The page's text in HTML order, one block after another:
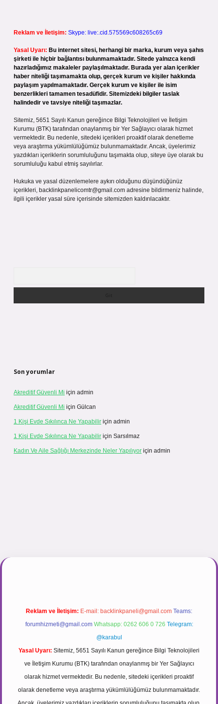
Reklam ve İletişim: Skype: live:.cid.575569c608265c69
Yasal Uyarı: Bu internet sitesi, herhangi bir marka, kurum veya şahıs
şirketi ile hiçbir bağlantısı bulunmamaktadır. Sitede yalnızca kendi
hazırladığımız makaleler paylaşılmaktadır. Burada yer alan içerikler
haber niteliği taşımamakta olup, gerçek kurum ve kişiler hakkında
paylaşım yapılmamaktadır. Gerçek kurum ve kişiler ile isim
benzerlikleri tamamen tesadüfidir. Sitemizdeki bilgiler taslak
halindedir ve tavsiye niteliği taşımazlar.
Sitemiz, 5651 Sayılı Kanun gereğince Bilgi Teknolojileri ve İletişim
Kurumu (BTK) tarafından onaylanmış bir Yer Sağlayıcı olarak hizmet
vermektedir. Bu nedenle, sitedeki içerikleri proaktif olarak denetleme
veya araştırma yükümlülüğümüz bulunmamaktadır. Ancak, üyelerimiz
yazdıkları içeriklerin sorumluluğunu taşımakta olup, siteye üye olarak bu
sorumluluğu kabul etmiş sayılırlar.
Hukuka ve yasal düzenlemelere aykırı olduğunu düşündüğünüz
içerikleri, backlinkpanelicomtr@gmail.com adresine bildirmeniz halinde,
ilgili içerikler yasal süre içerisinde sitemizden kaldırılacaktır.
Son yorumlar
Akreditif Güvenli Mi için admin
Akreditif Güvenli Mi için Gülcan
1 Kişi Evde Sıkılınca Ne Yapabilir için admin
1 Kişi Evde Sıkılınca Ne Yapabilir için Sarsılmaz
Kadın Ve Aile Sağlığı Merkezinde Neler Yapılıyor için admin
Reklam ve İletişim: E-mail: backlinkpaneli@gmail.com Teams:
forumhizmeti@gmail.com Whatsapp: 0262 606 0 726 Telegram:
@karabul
Yasal Uyarı: Sitemiz, 5651 Sayılı Kanun gereğince Bilgi Teknolojileri
ve İletişim Kurumu (BTK) tarafından onaylanmış bir Yer Sağlayıcı
olarak hizmet vermektedir. Bu nedenle, sitedeki içerikleri proaktif
olarak denetleme veya araştırma yükümlülüğümüz bulunmamaktadır.